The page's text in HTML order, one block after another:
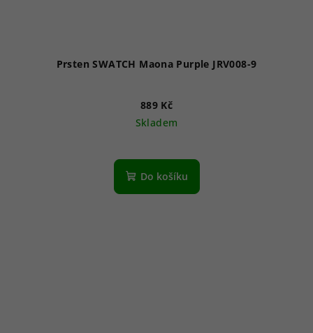
Prsten SWATCH Maona Purple JRV008-9
889 Kč
Skladem
Do košíku